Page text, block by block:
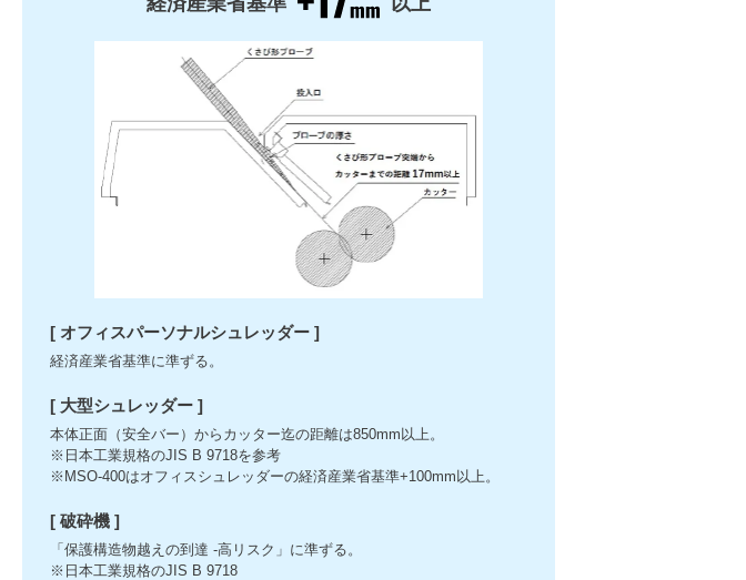
[ オフィスパーソナルシュレッダー ]
経済産業省基準に準ずる。
[ 大型シュレッダー ]
本体正面（安全バー）からカッター迄の距離は850mm以上。
※日本工業規格のJIS B 9718を参考
※MSO-400はオフィスシュレッダーの経済産業省基準+100mm以上。
[ 破砕機 ]
「保護構造物越えの到達 -高リスク」に準ずる。
※日本工業規格のJIS B 9718